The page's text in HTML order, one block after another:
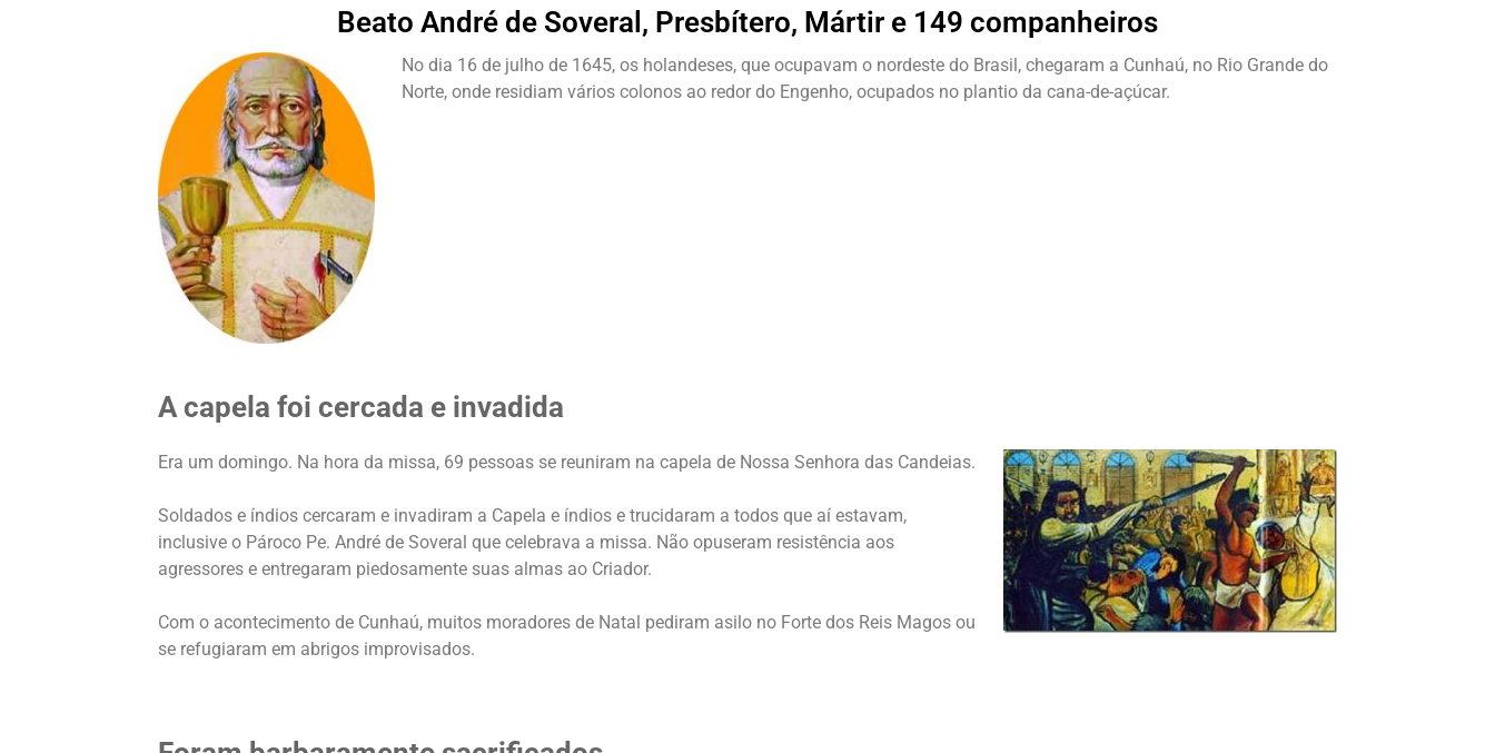
Beato André de Soveral, Presbítero, Mártir e 149 companheiros
No dia 16 de julho de 1645, os holandeses, que ocupavam o nordeste do Brasil, chegaram a Cunhaú, no Rio Grande do
Norte, onde residiam vários colonos ao redor do Engenho, ocupados no plantio da cana-de-açúcar.
A capela foi cercada e invadida
Era um domingo. Na hora da missa, 69 pessoas se reuniram na capela de Nossa Senhora das Candeias.
Soldados e índios cercaram e invadiram a Capela e índios e trucidaram a todos que aí estavam,
inclusive o Pároco Pe. André de Soveral que celebrava a missa. Não opuseram resistência aos
agressores e entregaram piedosamente suas almas ao Criador.
Com o acontecimento de Cunhaú, muitos moradores de Natal pediram asilo no Forte dos Reis Magos ou
se refugiaram em abrigos improvisados.